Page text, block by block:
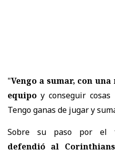
"Vengo a sumar, con
equipo y conseguir
Tengo ganas de jugar y
Sobre su paso por el
defendió al